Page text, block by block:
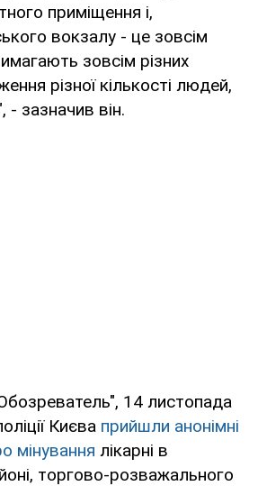
приміщення і,
вокзалу - це зовсім
зовсім різних
різної кількості людей,
- зазначив він.
14 листопада
Києва прийшли анонімні
мінування лікарні в
торгово-розважального